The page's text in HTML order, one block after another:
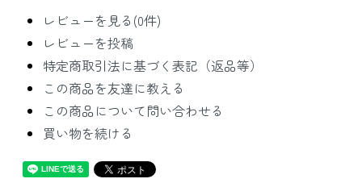
レビューを見る(0件)
レビューを投稿
特定商取引法に基づく表記（返品等）
この商品を友達に教える
この商品について問い合わせる
買い物を続ける